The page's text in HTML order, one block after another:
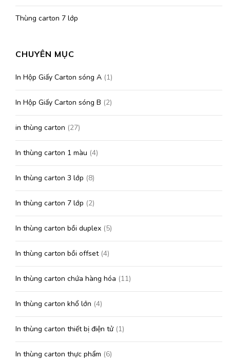
Thùng carton 7 lớp
CHUYÊN MỤC
In Hộp Giấy Carton sóng A (1)
In Hộp Giấy Carton sóng B (2)
in thùng carton (27)
In thùng carton 1 màu (4)
In thùng carton 3 lớp (8)
In thùng carton 7 lớp (2)
In thùng carton bồi duplex (5)
In thùng carton bồi offset(4)
In thùng carton chứa hàng hóa (11)
In thùng carton khổ lớn (4)
In thùng carton thiết bị điện tử(1)
In thùng carton thực phẩm (6)